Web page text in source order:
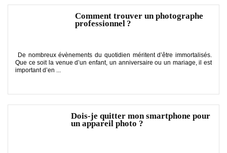
Comment trouver un photographe
professionnel ?
De nombreux évènements du quotidien méritent d’être immortalisés.
Que ce soit la venue d’un enfant, un anniversaire ou un mariage, il est
important d’en ...
Dois-je quitter mon smartphone pour
un appareil photo ?